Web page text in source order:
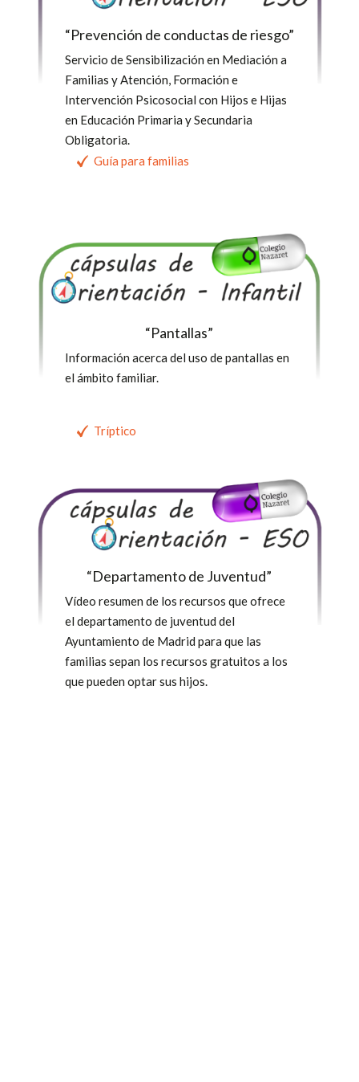
“Prevención de conductas de riesgo”
Servicio de Sensibilización en Mediación a
Familias y Atención, Formación e
Intervención Psicosocial con Hijos e Hijas
en Educación Primaria y Secundaria
Obligatoria.
Guía para familias
“Pantallas”
Información acerca del uso de pantallas en
el ámbito familiar.
Tríptico
“Departamento de Juventud”
Vídeo resumen de los recursos que ofrece
el departamento de juventud del
Ayuntamiento de Madrid para que las
familias sepan los recursos gratuitos a los
que pueden optar sus hijos.